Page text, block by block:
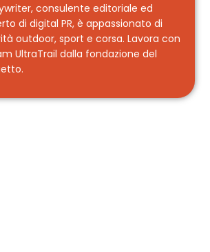
consulente editoriale ed
di digital PR, è appassionato di
outdoor, sport e corsa. Lavora con
UltraTrail dalla fondazione del